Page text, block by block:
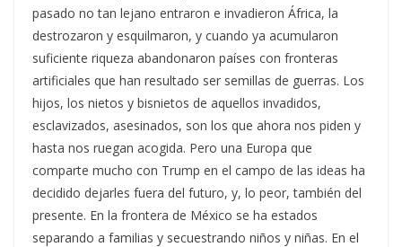
pasado no tan lejano entraron e invadieron África, la
destrozaron y esquilmaron, y cuando ya acumularon
suficiente riqueza abandonaron países con fronteras
artificiales que han resultado ser semillas de guerras. Los
hijos, los nietos y bisnietos de aquellos invadidos,
esclavizados, asesinados, son los que ahora nos piden y
hasta nos ruegan acogida. Pero una Europa que
comparte mucho con Trump en el campo de las ideas ha
decidido dejarles fuera del futuro, y, lo peor, también del
presente. En la frontera de México se ha estados
separando a familias y secuestrando niños y niñas. En el